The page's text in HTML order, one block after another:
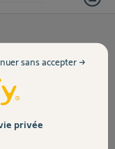
le
privée
sans accepter →